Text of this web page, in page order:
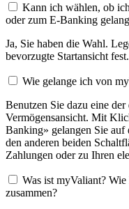
Kann ich wählen, ob
oder zum E-Banking
Ja, Sie haben die Wahl.
bevorzugte Startansicht fest.
Wie gelange ich von
Benutzen Sie dazu eine
Vermögensansicht. Mit
Banking» gelangen Sie
den anderen beiden
Zahlungen oder zu Ihren
Was ist myValiant?
zusammen?